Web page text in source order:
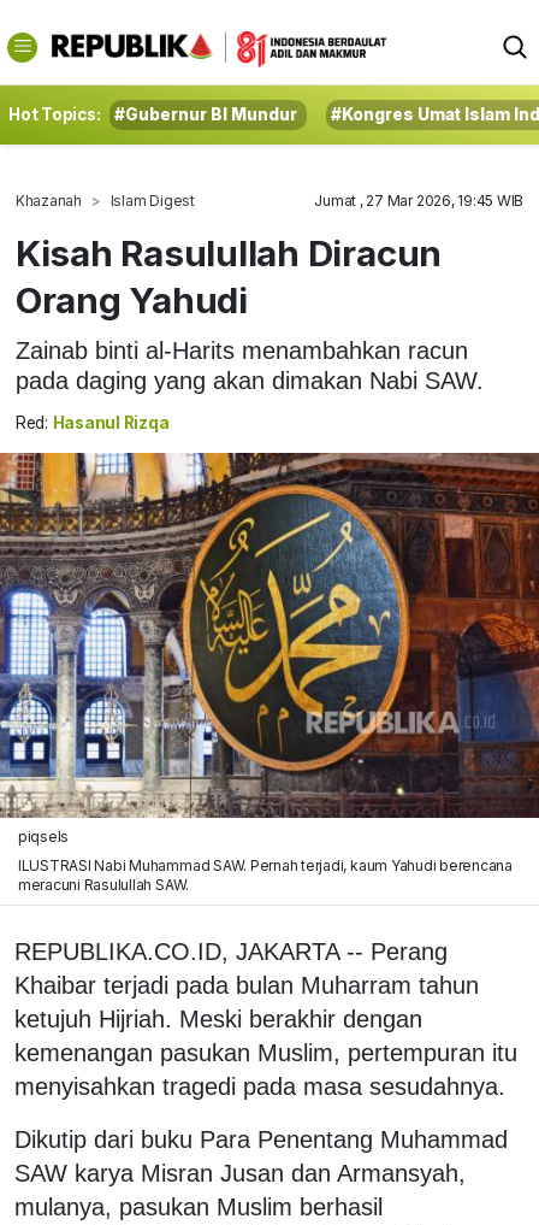
Hot Topics: #Gubernur BI Mundur #Kongres Umat Islam
Khazanah Islam Digest Jumat , 27 Mar 2026, 19:45 WIB
Kisah Rasulullah Diracun
Orang Yahudi
Zainab binti al-Harits menambahkan racun
pada daging yang akan dimakan Nabi SAW.
Red: Hasanul Rizqa
piqsels
ILUSTRASI Nabi Muhammad SAW. Pernah terjadi, kaum Yahudi berencana
meracuni Rasulullah SAW.
REPUBLIKA.CO.ID, JAKARTA -- Perang
Khaibar terjadi pada bulan Muharram tahun
ketujuh Hijriah. Meski berakhir dengan
kemenangan pasukan Muslim, pertempuran itu
menyisahkan tragedi pada masa sesudahnya.
Dikutip dari buku Para Penentang Muhammad
SAW karya Misran Jusan dan Armansyah,
mulanya, pasukan Muslim berhasil